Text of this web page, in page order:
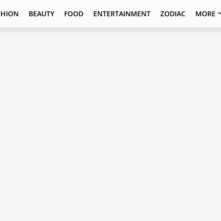
BEAUTY FOOD ENTERTAINMENT ZODIAC MORE